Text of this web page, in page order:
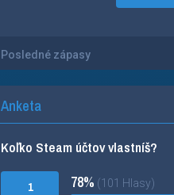
Posledné zápasy
Anketa
Koľko Steam účtov vlastníš?
1 78% (101 Hlasy)